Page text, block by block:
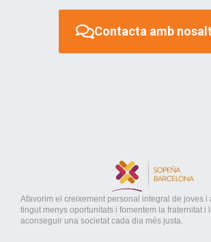
Contacta amb
Afavorim el creixement personal integral de joves i
tingut menys oportunitats i fomentem la fraternitat i
aconseguir una societat cada dia més justa.